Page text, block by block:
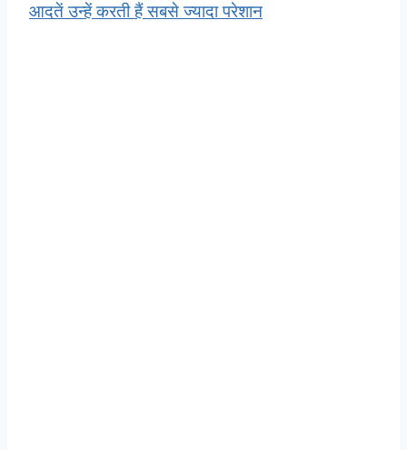
आदतें उन्हें करती हैं सबसे ज्यादा परेशान